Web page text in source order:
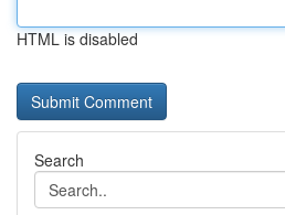
HTML is disabled
Search